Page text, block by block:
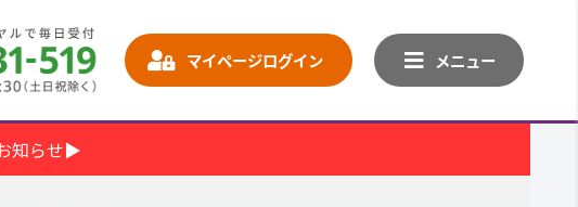
マイページログイン メニュー
知らせ▶